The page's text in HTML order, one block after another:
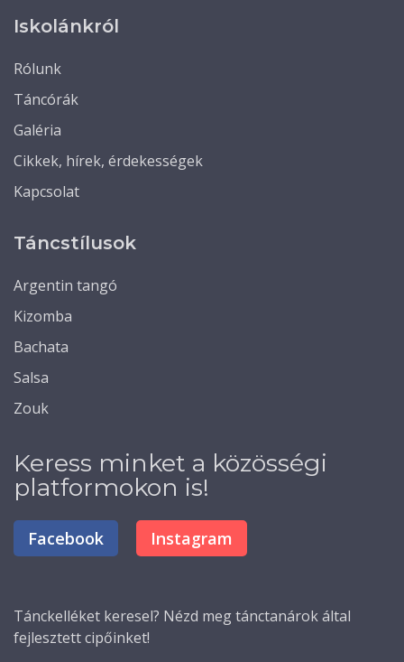
Iskolánkról
Rólunk
Táncórák
Galéria
Cikkek, hírek, érdekességek
Kapcsolat
Táncstílusok
Argentin tangó
Kizomba
Bachata
Salsa
Zouk
Keress minket a közösségi
platformokon is!
Facebook Instagram
Tánckelléket keresel? Nézd meg tánctanárok által
fejlesztett cipőinket!